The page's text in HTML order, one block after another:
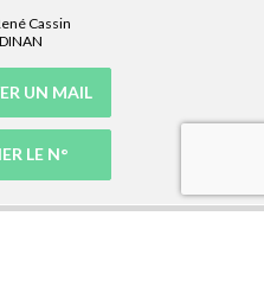
Cassin
UN MAIL
LE N°